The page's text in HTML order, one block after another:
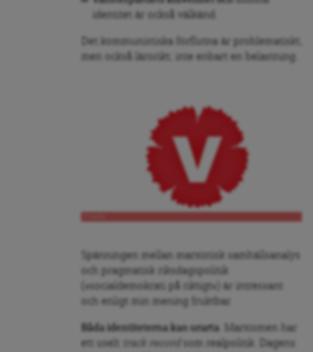
identitet är också välkänd.
Det kommunistiska förflutna är problematiskt,
men också lärorikt; inte enbart en belastning.
Spänningen mellan marxistisk samhällsanalys
och pragmatisk riksdagspolitik
(»socialdemokrati på riktigt«) är intressant
och enligt min mening fruktbar.
Båda identiteterna kan urarta . Marxismen har
ett uselt
track record
som realpolitik. Dagens